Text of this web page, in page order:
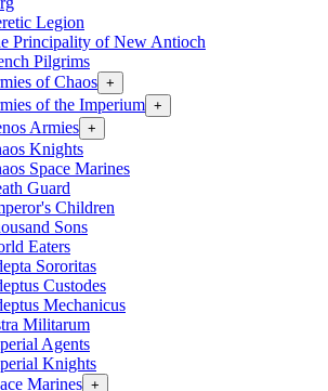
Legion
Principality of New Antioch
Pilgrims
of Chaos +
of the Imperium +
Armies +
Knights
Space Marines
Guard
Children
Sons
Eaters
Sororitas
Custodes
Mechanicus
Militarum
Agents
Knights
Marines +